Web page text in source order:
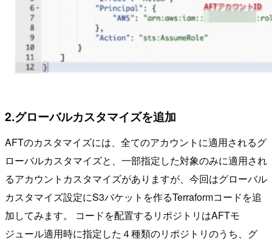
2.グローバルカスタマイズを追加
AFTのカスタマイズには、全てのアカウントに適用されるグ
ローバルカスタマイズと、一部指定した対象のみに適用され
るアカウントカスタマイズがありますが、今回はグローバル
カスタマイズ設定にS3バケットを作るTerraformコードを追
加してみます。 コードを配置するリポジトリはAFTモ
ジュール適用時に指定した４種類のリポジトリのうち、グ